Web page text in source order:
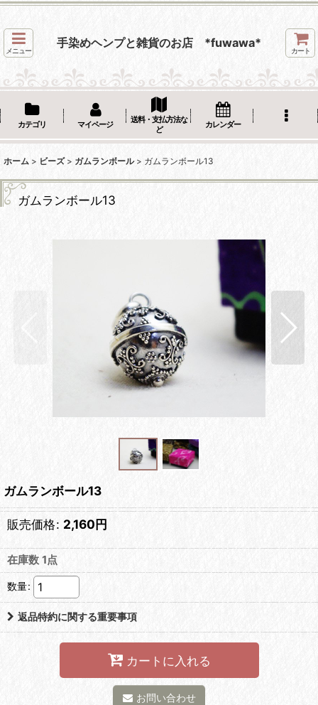
メニュー
手染めヘンプと雑貨のお店 *fuwawa*
カート
カテゴリ マイページ
送料・支払方法な
ど
カレンダー
ホーム > ビーズ > ガムランボール > ガムランボール13
ガムランボール13
ガムランボール13
販売価格: 2,160円
在庫数 1点
数量:
返品特約に関する重要事項
カートに入れる
お問い合わせ